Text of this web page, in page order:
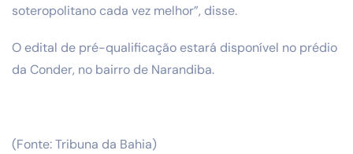
soteropolitano cada vez melhor”, disse.
O edital de pré-qualificação estará disponível no prédio
da Conder, no bairro de Narandiba.
(Fonte: Tribuna da Bahia)